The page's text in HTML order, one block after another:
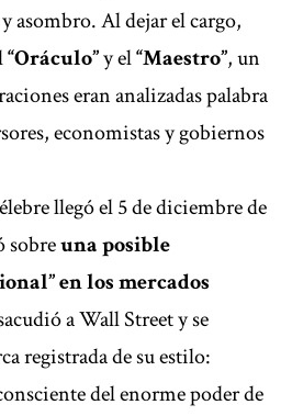
asombro. Al dejar el cargo,
“Oráculo”y el“Maestro”, un
eran analizadas palabra
economistas y gobiernos
llegó el 5 de diciembre de
sobreuna posible
en los mercados
a Wall Street y se
registrada de su estilo:
del enorme poder de